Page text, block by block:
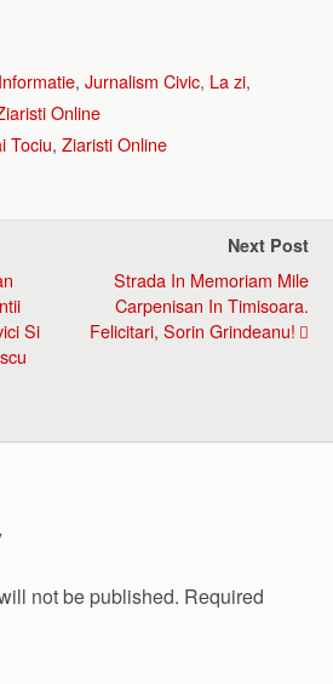
Informatie, Jurnalism Civic, La zi,
Online
Tociu, Ziaristi Online
Si
Next Post
Strada In Memoriam Mile
Carpenisan In Timisoara.
Felicitari, Sorin Grindeanu!
not be published. Required